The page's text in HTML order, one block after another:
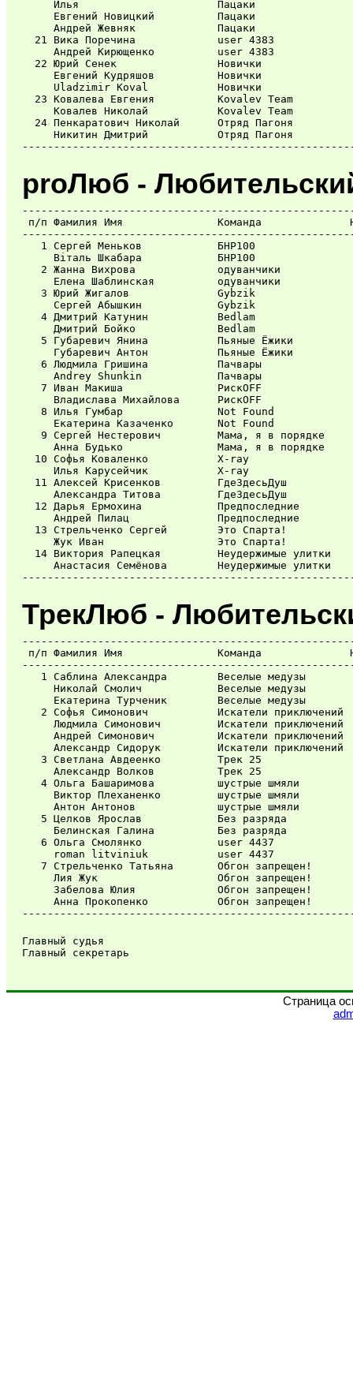
Илья                      Пацаки
Евгений Новицкий          Пацаки
Андрей Жевняк             Пацаки
21 Вика Поречина             user 4383
Андрей Кирющенко          user 4383
22 Юрий Сенек                Новички
Евгений Кудряшов          Новички
Uladzimir Koval           Новички
23 Ковалева Евгения          Kovalev Team
Ковалев Николай           Kovalev Team
24 Пенкаратович Николай      Отряд Пагоня
Никитин Дмитрий           Отряд Пагоня
proЛюб -
п/п Фамилия Имя               Команда
1 Сергей Меньков            БНР100
Віталь Шкабара            БНР100
2 Жанна Вихрова             одуванчики
Елена Шаблинская          одуванчики
3 Юрий Жигалов              Gybzik
Сергей Абышкин            Gybzik
4 Дмитрий Катунин           Bedlam
Дмитрий Бойко             Bedlam
5 Губаревич Янина           Пьяные Ёжики
Губаревич Антон           Пьяные Ёжики
6 Людмила Гришина           Пачвары
Andrey Shunkin            Пачвары
7 Иван Макиша               РискOFF
Владислава Михайлова      РискOFF
8 Илья Гумбар               Not Found
Екатерина Казаченко       Not Found
9 Сергей Нестерович         Мама, я в порядке
Анна Будько               Мама, я в порядке
10 Софья Коваленко           X-ray
Илья Карусейчик           X-ray
11 Алексей Крисенков         ГдеЗдесьДуш
Александра Титова         ГдеЗдесьДуш
12 Дарья Ермохина            Предпоследние
Андрей Пилац              Предпоследние
13 Стрельченко Сергей        Это Спарта!
Жук Иван                  Это Спарта!
14 Виктория Рапецкая         Неудержимые улитки
Анастасия Семёнова        Неудержимые улитки
ТрекЛюб -
п/п Фамилия Имя               Команда
1 Саблина Александра        Веселые медузы
Николай Смолич            Веселые медузы
Екатерина Турченик        Веселые медузы
2 Софья Симонович           Искатели приключений
Людмила Симонович         Искатели приключений
Андрей Симонович          Искатели приключений
Александр Сидорук         Искатели приключений
3 Светлана Авдеенко         Трек 25
Александр Волков          Трек 25
4 Ольга Башаримова          шустрые шмяли
Виктор Плеханенко         шустрые шмяли
Антон Антонов             шустрые шмяли
5 Целков Ярослав            Без разряда
Белинская Галина          Без разряда
6 Ольга Смолянко            user 4437
roman litviniuk           user 4437
7 Стрельченко Татьяна       Обгон запрещен!
Лия Жук                   Обгон запрещен!
Забелова Юлия             Обгон запрещен!
Анна Прокопенко           Обгон запрещен!
Главный судья
Страница